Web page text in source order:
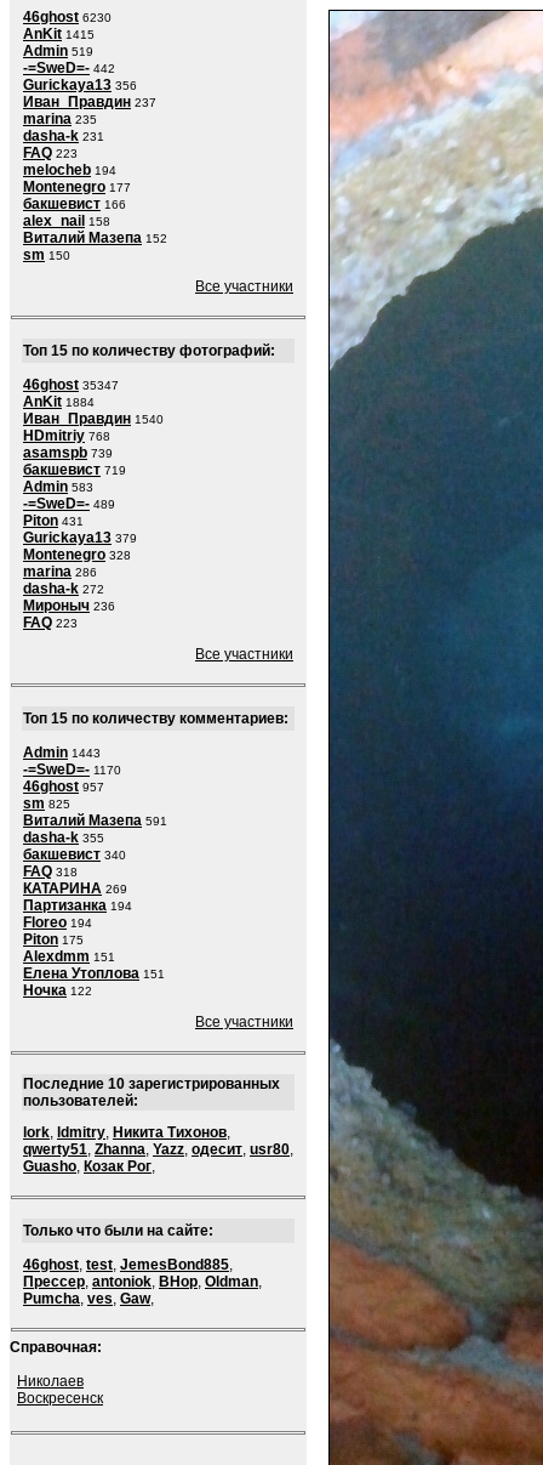
46ghost 6230
AnKit 1415
Admin 519
-=SweD=- 442
Gurickaya13 356
Иван_Правдин 237
marina 235
dasha-k 231
FAQ 223
melocheb 194
Montenegro 177
бакшевист 166
alex_nail 158
Виталий Мазепа 152
sm 150
Все участники
Топ 15 по количеству фотографий:
46ghost 35347
AnKit 1884
Иван_Правдин 1540
HDmitriy 768
asamspb 739
бакшевист 719
Admin 583
-=SweD=- 489
Piton 431
Gurickaya13 379
Montenegro 328
marina 286
dasha-k 272
Мироныч 236
FAQ 223
Все участники
Топ 15 по количеству комментариев:
Admin 1443
-=SweD=- 1170
46ghost 957
sm 825
Виталий Мазепа 591
dasha-k 355
бакшевист 340
FAQ 318
КАТАРИНА 269
Партизанка 194
Floreo 194
Piton 175
Alexdmm 151
Елена Утоплова 151
Ночка 122
Все участники
Последние 10 зарегистрированных
пользователей:
lork, ldmitry, Никита Тихонов,
qwerty51, Zhanna, Yazz, одесит, usr80,
Guasho, Козак Рог,
Только что были на сайте:
46ghost, test, JemesBond885,
Прессер, antoniok, BHop, Oldman,
Pumcha, ves, Gaw,
Справочная:
Николаев
Воскресенск